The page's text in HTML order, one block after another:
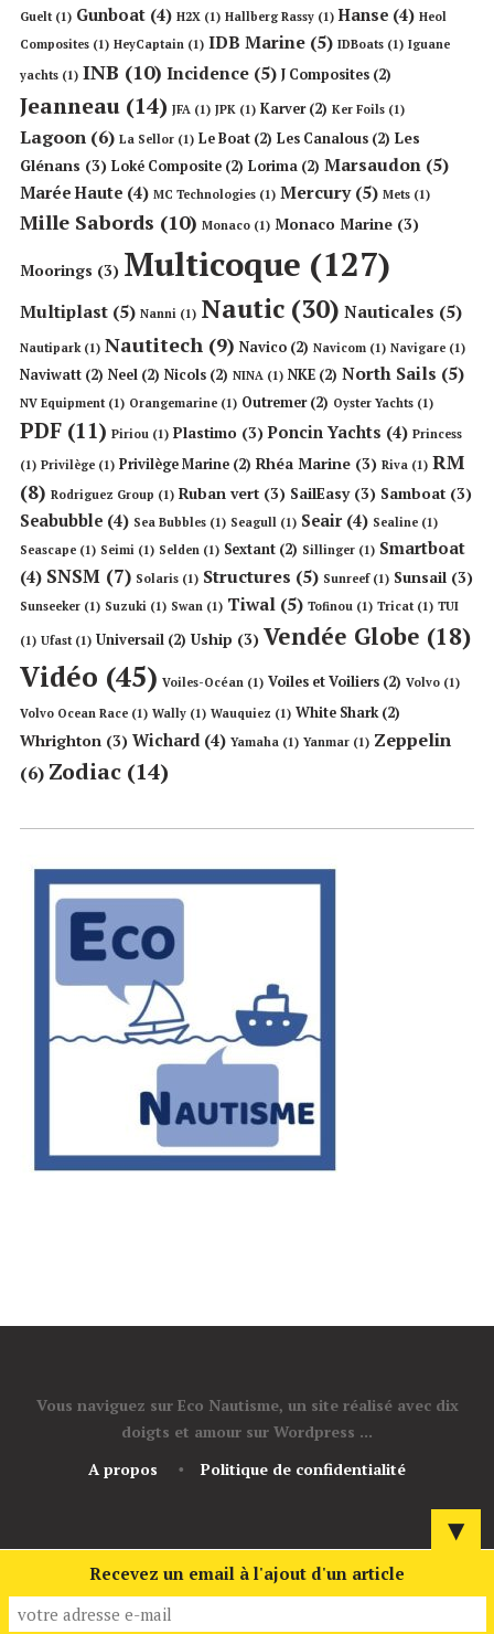
Guelt (1) Gunboat (4) H2X (1) Hallberg Rassy (1) Hanse (4) Heol
Composites (1) HeyCaptain (1) IDB Marine (5) IDBoats (1) Iguane
yachts (1) INB (10) Incidence (5) J Composites (2)
Jeanneau (14) JFA (1) JPK (1) Karver(2) Ker Foils (1)
Lagoon (6) La Sellor (1) Le Boat (2) Les Canalous (2) Les
Glénans (3) Loké Composite (2) Lorima (2) Marsaudon (5)
Marée Haute (4) MC Technologies (1) Mercury(5) Mets (1)
Mille Sabords (10) Monaco (1) Monaco Marine (3)
Moorings (3) Multicoque (127)
Multiplast (5) Nanni (1) Nautic (30) Nauticales (5)
Nautipark (1) Nautitech (9) Navico (2) Navicom (1) Navigare (1)
Naviwatt (2) Neel (2) Nicols (2) NINA (1) NKE (2) North Sails (5)
NV Equipment (1) Orangemarine (1) Outremer(2) Oyster Yachts (1)
PDF (11) Piriou (1) Plastimo (3) Poncin Yachts (4) Princess
(1) Privilège (1) Privilège Marine (2) Rhéa Marine (3) Riva (1) RM
(8) Rodriguez Group (1) Ruban vert (3) SailEasy(3) Samboat (3)
Seabubble (4) Sea Bubbles (1) Seagull (1) Seair(4) Sealine (1)
Seascape (1) Seimi (1) Selden (1) Sextant (2) Sillinger (1) Smartboat
(4) SNSM (7) Solaris (1) Structures (5) Sunreef(1) Sunsail (3)
Sunseeker (1) Suzuki (1) Swan (1) Tiwal (5) Tofinou (1) Tricat (1) TUI
(1) Ufast (1) Universail (2) Uship (3) Vendée Globe (18)
Vidéo (45) Voiles-Océan (1) Voiles et Voiliers (2) Volvo (1)
Volvo Ocean Race (1) Wally (1) Wauquiez (1) White Shark(2)
Whrighton (3) Wichard (4) Yamaha (1) Yanmar (1) Zeppelin
(6) Zodiac (14)
Vous naviguez sur Eco Nautisme, un site réalisé avec dix
doigts et amour sur Wordpress ...
A propos
Politique de confidentialité
▼
Recevez un email à l'ajout d'un article